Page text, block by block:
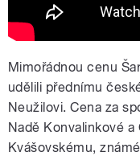
Mimořádnou cenu
udělili přednímu
Neužilovi. Cena za
Nadě Konvalinkové
Kvášovskému,